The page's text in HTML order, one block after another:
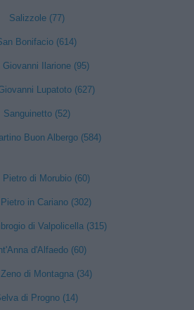
Salizzole (77)
Bonifacio (614)
Giovanni Ilarione (95)
Lupatoto (627)
Sanguinetto (52)
Buon Albergo (584)
Pietro di Morubio (60)
in Cariano (302)
di Valpolicella (315)
d'Alfaedo (60)
di Montagna (34)
di Progno (14)